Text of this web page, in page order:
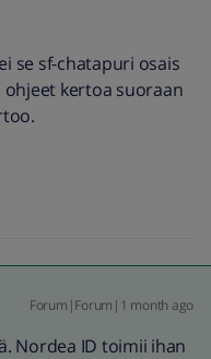
se sf-chatapuri osais
kertoa suoraan
Forum|Forum|1 month ago
Nordea ID toimii ihan